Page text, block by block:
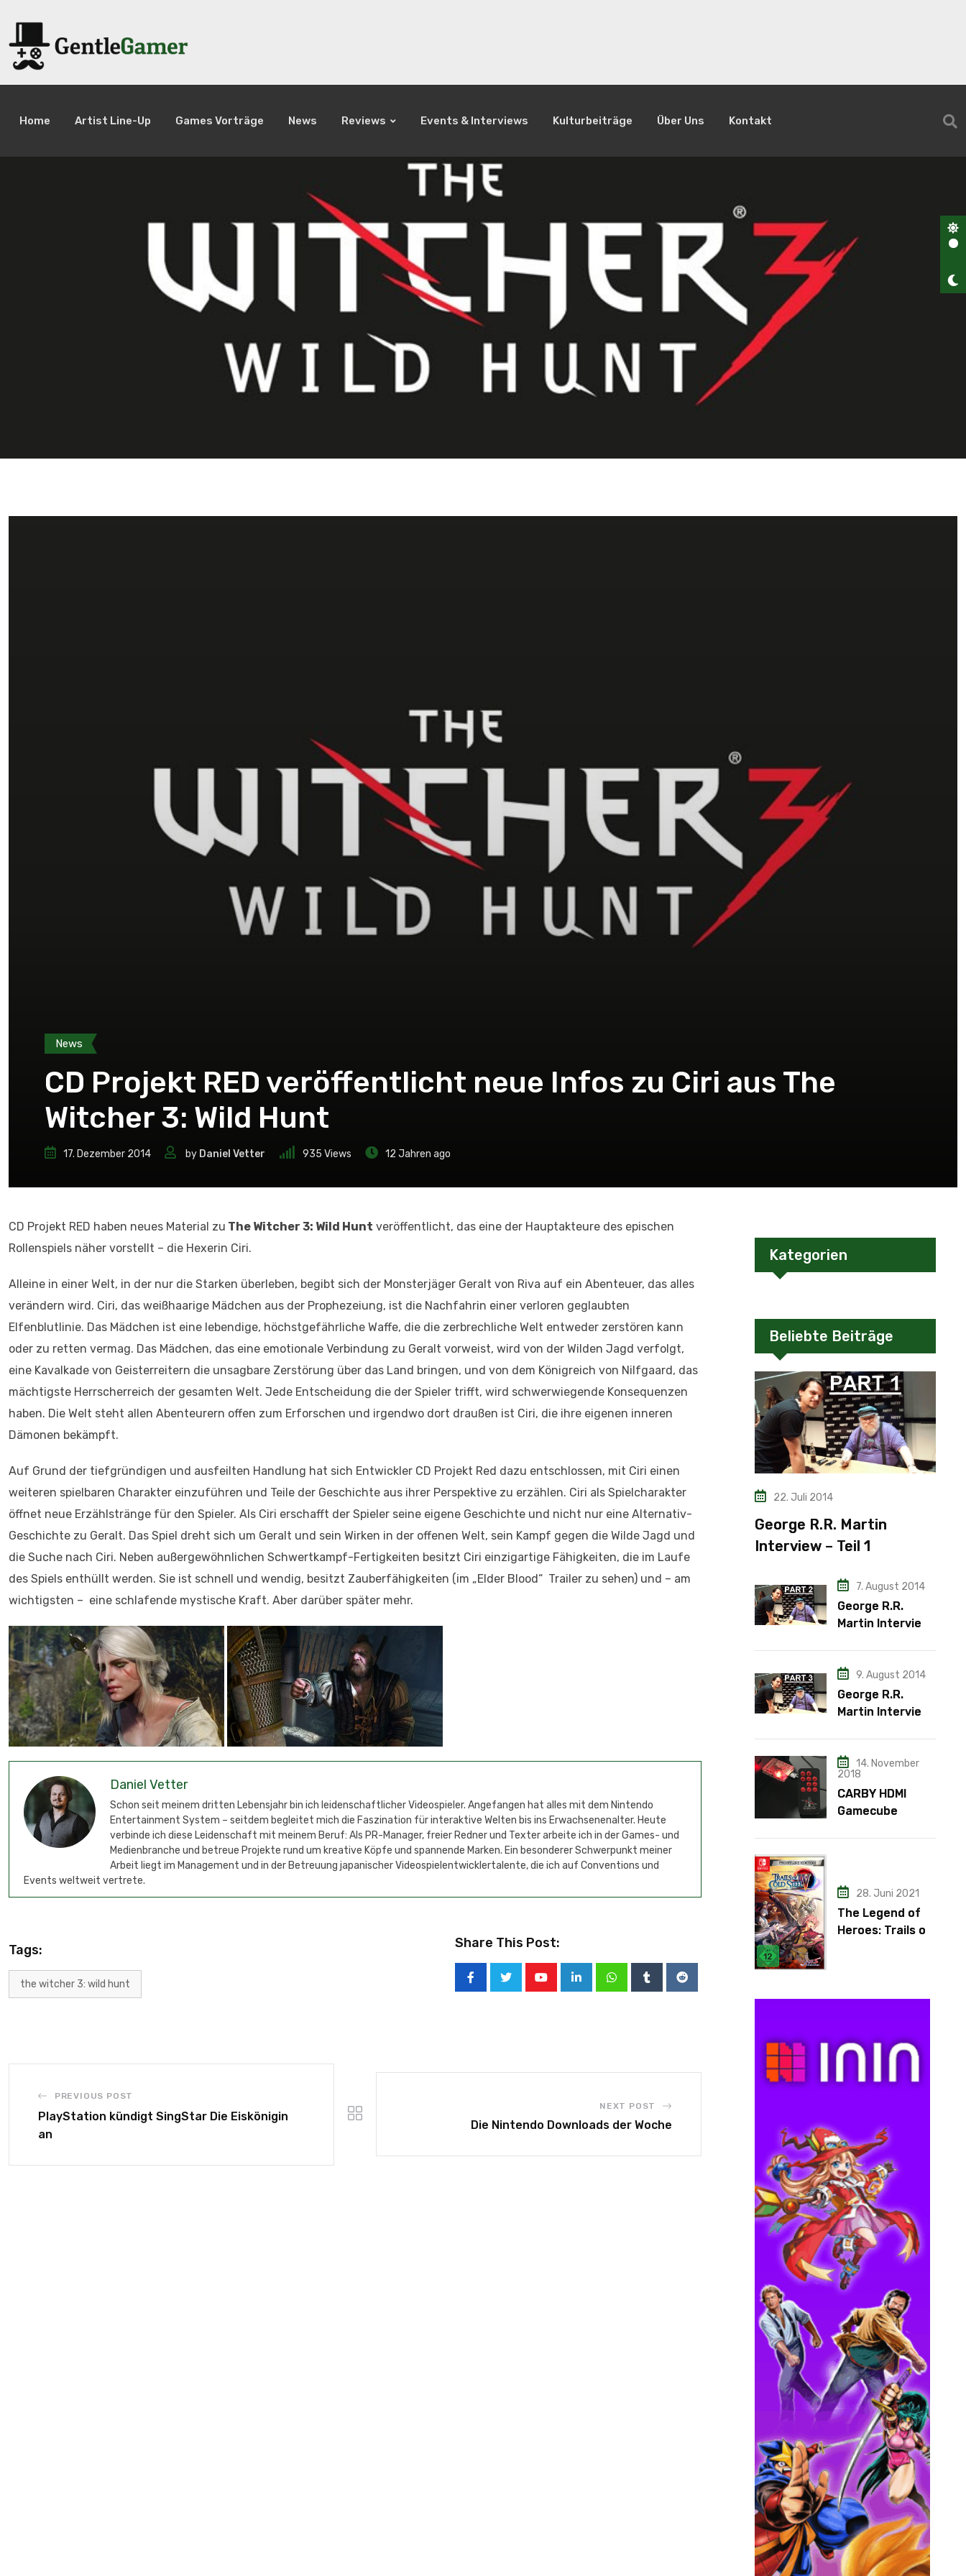
Home Artist Line-Up Games Vorträge News Reviews Events & Interviews Kulturbeiträge Über Uns Kontakt
News
CD Projekt RED veröffentlicht neue Infos zu Ciri aus The
Witcher 3: Wild Hunt
17. Dezember 2014 by Daniel Vetter 935 Views 12 Jahren ago
CD Projekt RED haben neues Material zu The Witcher 3: Wild Hunt veröffentlicht, das eine der Hauptakteure des epischen
Rollenspiels näher vorstellt – die Hexerin Ciri.
Alleine in einer Welt, in der nur die Starken überleben, begibt sich der Monsterjäger Geralt von Riva auf ein Abenteuer, das alles
verändern wird. Ciri, das weißhaarige Mädchen aus der Prophezeiung, ist die Nachfahrin einer verloren geglaubten
Elfenblutlinie. Das Mädchen ist eine lebendige, höchstgefährliche Waffe, die die zerbrechliche Welt entweder zerstören kann
oder zu retten vermag. Das Mädchen, das eine emotionale Verbindung zu Geralt vorweist, wird von der Wilden Jagd verfolgt,
eine Kavalkade von Geisterreitern die unsagbare Zerstörung über das Land bringen, und von dem Königreich von Nilfgaard, das
mächtigste Herrscherreich der gesamten Welt. Jede Entscheidung die der Spieler trifft, wird schwerwiegende Konsequenzen
haben. Die Welt steht allen Abenteurern offen zum Erforschen und irgendwo dort draußen ist Ciri, die ihre eigenen inneren
Dämonen bekämpft.
Auf Grund der tiefgründigen und ausfeilten Handlung hat sich Entwickler CD Projekt Red dazu entschlossen, mit Ciri einen
weiteren spielbaren Charakter einzuführen und Teile der Geschichte aus ihrer Perspektive zu erzählen. Ciri als Spielcharakter
öffnet neue Erzählstränge für den Spieler. Als Ciri erschafft der Spieler seine eigene Geschichte und nicht nur eine Alternativ-
Geschichte zu Geralt. Das Spiel dreht sich um Geralt und sein Wirken in der offenen Welt, sein Kampf gegen die Wilde Jagd und
die Suche nach Ciri. Neben außergewöhnlichen Schwertkampf-Fertigkeiten besitzt Ciri einzigartige Fähigkeiten, die im Laufe
des Spiels enthüllt werden. Sie ist schnell und wendig, besitzt Zauberfähigkeiten (im „Elder Blood“ Trailer zu sehen) und – am
wichtigsten – eine schlafende mystische Kraft. Aber darüber später mehr.
Daniel Vetter
Schon seit meinem dritten Lebensjahr bin ich leidenschaftlicher Videospieler. Angefangen hat alles mit dem Nintendo
Entertainment System – seitdem begleitet mich die Faszination für interaktive Welten bis ins Erwachsenenalter. Heute
verbinde ich diese Leidenschaft mit meinem Beruf: Als PR-Manager, freier Redner und Texter arbeite ich in der Games- und
Medienbranche und betreue Projekte rund um kreative Köpfe und spannende Marken. Ein besonderer Schwerpunkt meiner
Arbeit liegt im Management und in der Betreuung japanischer Videospielentwicklertalente, die ich auf Conventions und
Events weltweit vertrete.
Tags:
the witcher 3: wild hunt
Share This Post:
PREVIOUS POST
PlayStation kündigt SingStar Die Eiskönigin
an
NEXT POST
Die Nintendo Downloads der Woche
Kategorien
Beliebte Beiträge
22. Juli 2014
George R.R. Martin
Interview – Teil 1
7. August 2014
George R.R.
Martin Interview
9. August 2014
George R.R.
Martin Interview
14. November
2018
CARBY HDMI
Gamecube
28. Juni 2021
The Legend of
Heroes: Trails of